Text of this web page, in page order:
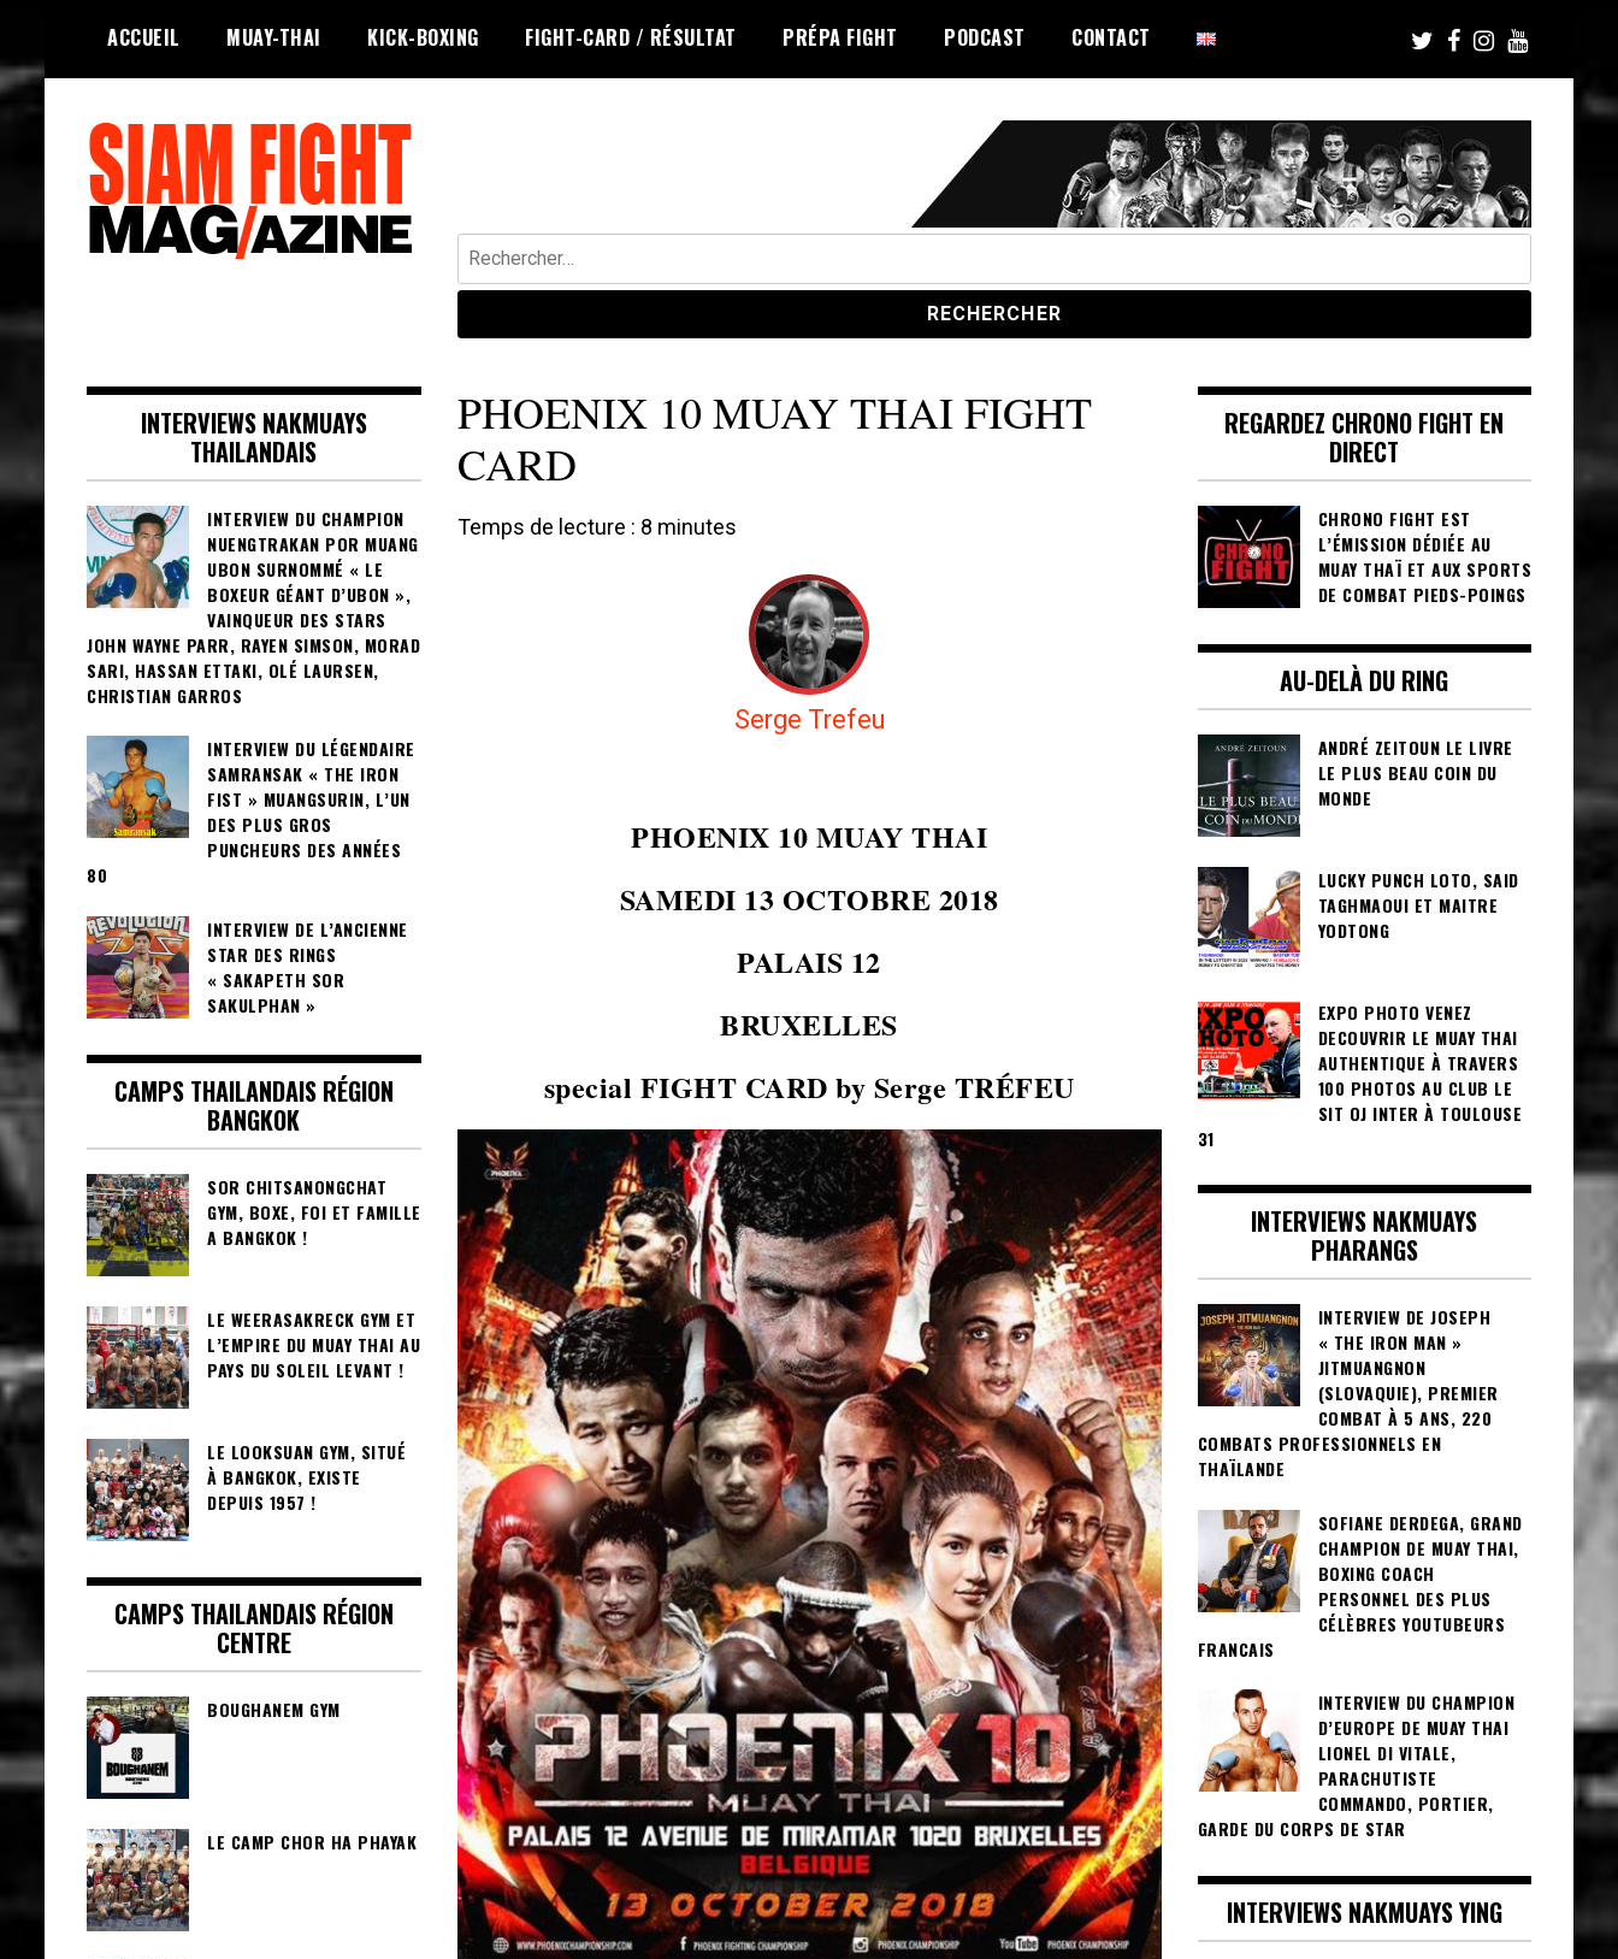
content
ACCUEIL MUAY-THAI KICK-BOXING FIGHT-CARD / RÉSULTAT PRÉPA FIGHT PODCAST CONTACT
Rechercher :
PHOENIX 10 MUAY THAI FIGHT
CARD
Temps de lecture : 8 minutes
Serge Trefeu
PHOENIX 10 MUAY THAI
SAMEDI 13 OCTOBRE 2018
PALAIS 12
BRUXELLES
special FIGHT CARD by Serge TRÉFEU
INTERVIEWS NAKMUAYS
THAILANDAIS
INTERVIEW DU CHAMPION
NUENGTRAKAN POR MUANG
UBON SURNOMMÉ « LE
BOXEUR GÉANT D’UBON »,
VAINQUEUR DES STARS
JOHN WAYNE PARR, RAYEN SIMSON, MORAD
SARI, HASSAN ETTAKI, OLÉ LAURSEN,
CHRISTIAN GARROS
INTERVIEW DU LÉGENDAIRE
SAMRANSAK « THE IRON
FIST » MUANGSURIN, L’UN
DES PLUS GROS
PUNCHEURS DES ANNÉES
80
INTERVIEW DE L’ANCIENNE
STAR DES RINGS
« SAKAPETH SOR
SAKULPHAN »
CAMPS THAILANDAIS RÉGION
BANGKOK
SOR CHITSANONGCHAT
GYM, BOXE, FOI ET FAMILLE
A BANGKOK !
LE WEERASAKRECK GYM ET
L’EMPIRE DU MUAY THAI AU
PAYS DU SOLEIL LEVANT !
LE LOOKSUAN GYM, SITUÉ
À BANGKOK, EXISTE
DEPUIS 1957 !
CAMPS THAILANDAIS RÉGION
CENTRE
BOUGHANEM GYM
LE CAMP CHOR HA PHAYAK
REGARDEZ CHRONO FIGHT EN
DIRECT
CHRONO FIGHT EST
L’ÉMISSION DÉDIÉE AU
MUAY THAÏ ET AUX SPORTS
DE COMBAT PIEDS-POINGS
AU-DELÀ DU RING
ANDRÉ ZEITOUN LE LIVRE
LE PLUS BEAU COIN DU
MONDE
LUCKY PUNCH LOTO, SAID
TAGHMAOUI ET MAITRE
YODTONG
EXPO PHOTO VENEZ
DECOUVRIR LE MUAY THAI
AUTHENTIQUE À TRAVERS
100 PHOTOS AU CLUB LE
SIT OJ INTER À TOULOUSE
31
INTERVIEWS NAKMUAYS
PHARANGS
INTERVIEW DE JOSEPH
« THE IRON MAN »
JITMUANGNON
(SLOVAQUIE), PREMIER
COMBAT À 5 ANS, 220
COMBATS PROFESSIONNELS EN
THAÏLANDE
SOFIANE DERDEGA, GRAND
CHAMPION DE MUAY THAI,
BOXING COACH
PERSONNEL DES PLUS
CÉLÈBRES YOUTUBEURS
FRANCAIS
INTERVIEW DU CHAMPION
D’EUROPE DE MUAY THAI
LIONEL DI VITALE,
PARACHUTISTE
COMMANDO, PORTIER,
GARDE DU CORPS DE STAR
INTERVIEWS NAKMUAYS YING